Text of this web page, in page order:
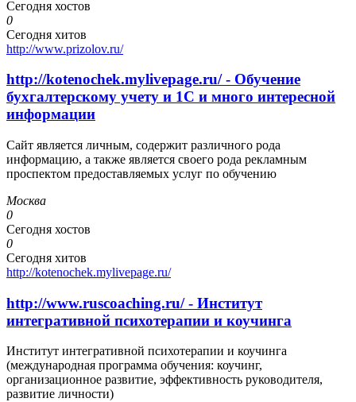
Сегодня хостов
0
Сегодня хитов
http://www.prizolov.ru/
http://kotenochek.mylivepage.ru/ - Обучение
бухгалтерскому учету и 1С и много интересной
информации
Сайт является личным, содержит различного рода
информацию, а также является своего рода рекламным
проспектом предоставляемых услуг по обучению
Москва
0
Сегодня хостов
0
Сегодня хитов
http://kotenochek.mylivepage.ru/
http://www.ruscoaching.ru/ - Институт
интегративной психотерапии и коучинга
Институт интегративной психотерапии и коучинга
(международная программа обучения: коучинг,
организационное развитие, эффективность руководителя,
развитие личности)